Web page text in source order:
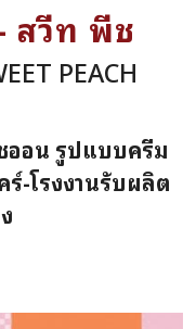
สวีท พีช
PEACH
ออน รูปแบบครีม
-โรงงานรับผลิต